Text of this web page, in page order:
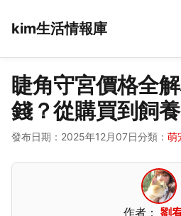
kim生活情報庫
睫角守宮價格全
錢？從購買到飼
發布日期：2025年12月07日分類： 萌
作者： 劉